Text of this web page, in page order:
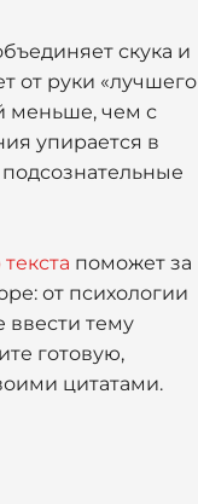
скука и
от руки «лучшего
меньше, чем с
упирается в
поможет за
от психологии
ввести тему
готовую,
цитатами.